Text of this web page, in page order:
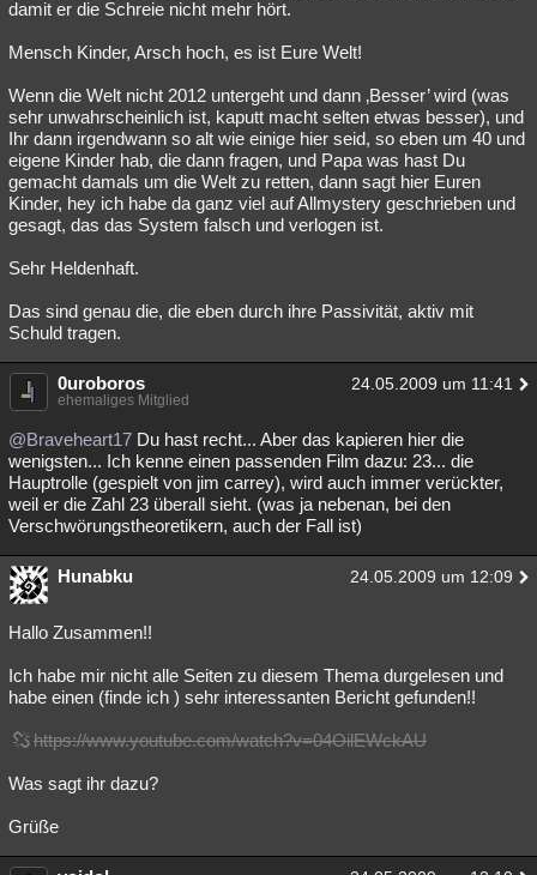
damit er die Schreie nicht mehr hört.
Mensch Kinder, Arsch hoch, es ist Eure Welt!
Wenn die Welt nicht 2012 untergeht und dann ‚Besser’ wird (was
sehr unwahrscheinlich ist, kaputt macht selten etwas besser), und
Ihr dann irgendwann so alt wie einige hier seid, so eben um 40 und
eigene Kinder hab, die dann fragen, und Papa was hast Du
gemacht damals um die Welt zu retten, dann sagt hier Euren
Kinder, hey ich habe da ganz viel auf Allmystery geschrieben und
gesagt, das das System falsch und verlogen ist.
Sehr Heldenhaft.
Das sind genau die, die eben durch ihre Passivität, aktiv mit
Schuld tragen.
0uroboros 24.05.2009 um 11:41
ehemaliges Mitglied
@Braveheart17 Du hast recht... Aber das kapieren hier die
wenigsten... Ich kenne einen passenden Film dazu: 23... die
Hauptrolle (gespielt von jim carrey), wird auch immer verückter,
weil er die Zahl 23 überall sieht. (was ja nebenan, bei den
Verschwörungstheoretikern, auch der Fall ist)
Hunabku 24.05.2009 um 12:09
Hallo Zusammen!!
Ich habe mir nicht alle Seiten zu diesem Thema durgelesen und
habe einen (finde ich ) sehr interessanten Bericht gefunden!!
https://www.youtube.com/watch?v=04OilEWckAU
Was sagt ihr dazu?
Grüße